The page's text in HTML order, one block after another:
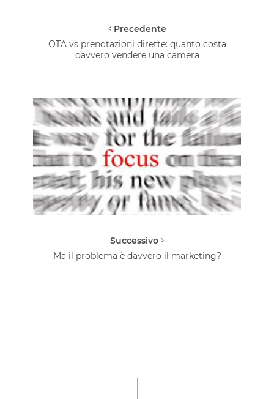
Precedente
OTA vs prenotazioni dirette: quanto costa
davvero vendere una camera
Successivo
Ma il problema è davvero il marketing?